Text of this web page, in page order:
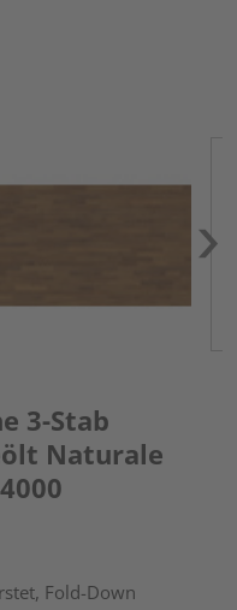
3-Stab
Naturale
Fold-Down